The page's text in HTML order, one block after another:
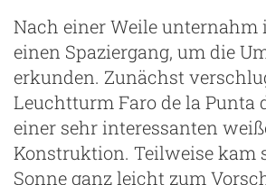
Nach einer Weile unternahm
einen Spaziergang, um die
erkunden. Zunächst
Leuchtturm Faro de la Punta
einer sehr interessanten
Konstruktion. Teilweise kam
Sonne ganz leicht zum